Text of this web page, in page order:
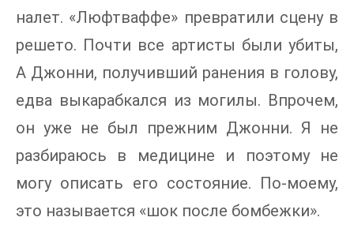
налет. «Люфтваффе» превратили сцену в
решето. Почти все артисты были убиты,
А Джонни, получивший ранения в голову,
едва выкарабкался из могилы. Впрочем,
он уже не был прежним Джонни. Я не
разбираюсь в медицине и поэтому не
могу описать его состояние. По-моему,
это называется «шок после бомбежки».